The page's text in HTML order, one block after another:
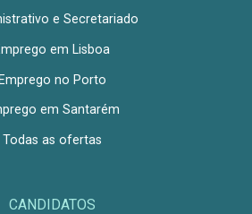
e Secretariado
em Lisboa
no Porto
em Santarém
Todas as ofertas
CANDIDATOS